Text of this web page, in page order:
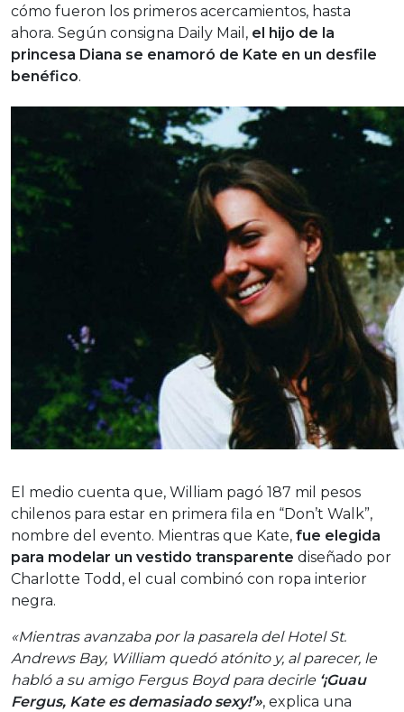
cómo fueron los primeros acercamientos, hasta
ahora. Según consigna Daily Mail, el hijo de la
princesa Diana se enamoró de Kate en un desfile
benéfico.
El medio cuenta que, William pagó 187 mil pesos
chilenos para estar en primera fila en “Don’t Walk”,
nombre del evento. Mientras que Kate, fue elegida
para modelar un vestido transparente diseñado por
Charlotte Todd, el cual combinó con ropa interior
negra.
«Mientras avanzaba por la pasarela del Hotel St.
Andrews Bay, William quedó atónito y, al parecer, le
habló a su amigo Fergus Boyd para decirle ‘¡Guau
Fergus, Kate es demasiado sexy!’», explica una